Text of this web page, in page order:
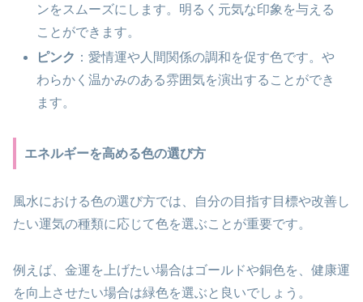
ンをスムーズにします。明るく元気な印象を与える
ことができます。
ピンク ：愛情運や人間関係の調和を促す色です。や
わらかく温かみのある雰囲気を演出することができ
ます。
エネルギーを高める色の選び方
風水における色の選び方では、自分の目指す目標や改善し
たい運気の種類に応じて色を選ぶことが重要です。
例えば、金運を上げたい場合はゴールドや銅色を、健康運
を向上させたい場合は緑色を選ぶと良いでしょう。